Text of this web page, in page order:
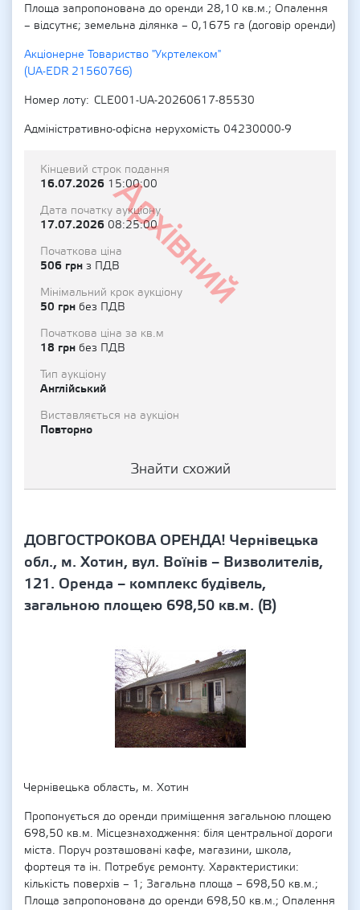
Площа запропонована до оренди 28,10 кв.м.; Опалення
– відсутнє; земельна ділянка – 0,1675 га (договір оренди)
Акціонерне Товариство "Укртелеком"
(UA-EDR 21560766)
Номер лоту
CLE001-UA-20260617-85530
Адміністративно-офісна нерухомість 04230000-9
Архівний
Кінцевий строк подання
16.07.2026 15:00:00
Дата початку аукціону
17.07.2026 08:25:00
Початкова ціна
506 грн з ПДВ
Мінімальний крок аукціону
50 грн без ПДВ
Початкова ціна за кв.м
18 грн без ПДВ
Тип аукціону
Англійський
Виставляється на аукціон
Повторно
Знайти схожий
ДОВГОСТРОКОВА ОРЕНДА! Чернівецька
обл., м. Хотин, вул. Воїнів – Визволителів,
121. Оренда – комплекс будівель,
загальною площею 698,50 кв.м. (В)
Чернівецька область, м. Хотин
Пропонується до оренди приміщення загальною площею
698,50 кв.м. Місцезнаходження: біля центральної дороги
міста. Поруч розташовані кафе, магазини, школа,
фортеця та ін. Потребує ремонту. Характеристики:
кількість поверхів – 1; Загальна площа – 698,50 кв.м.;
Площа запропонована до оренди 698,50 кв.м.; Опалення